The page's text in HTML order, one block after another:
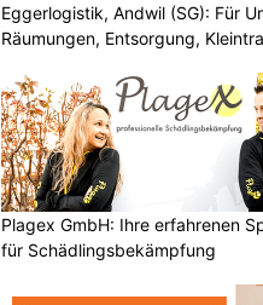
Eggerlogistik, Andwil (SG): Für
Räumungen, Entsorgung,
Plagex GmbH: Ihre erfahrenen
für Schädlingsbekämpfung